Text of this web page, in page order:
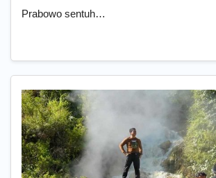
Prabowo sentuh…